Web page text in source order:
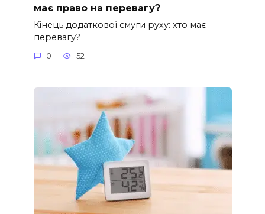
має право на перевагу?
Кінець додаткової смуги руху: хто має
перевагу?
0 52